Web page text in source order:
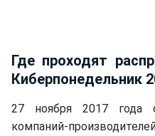
Где проходят
Киберпонедельник
27 ноября 2017 года
компаний-